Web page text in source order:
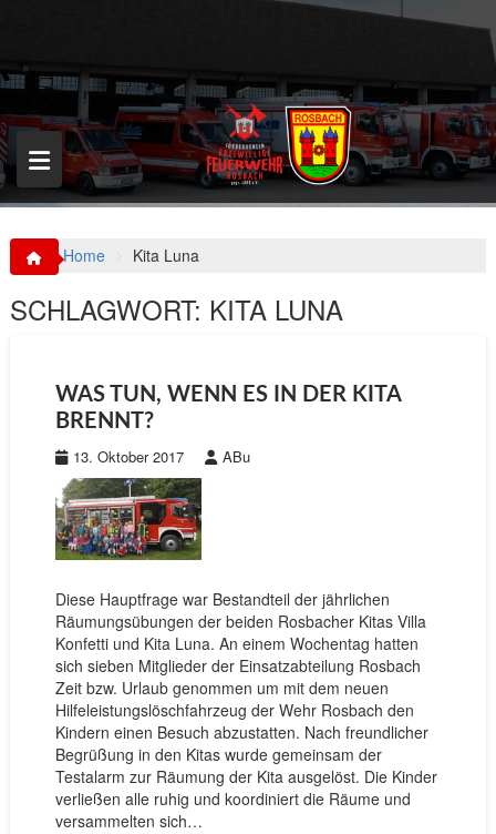
p
o
c
o
n
t
Home Kita Luna
SCHLAGWORT: KITA LUNA
WAS TUN, WENN ES IN DER KITA
BRENNT?
13. Oktober 2017 ABu
Diese Hauptfrage war Bestandteil der jährlichen
Räumungsübungen der beiden Rosbacher Kitas Villa
Konfetti und Kita Luna. An einem Wochentag hatten
sich sieben Mitglieder der Einsatzabteilung Rosbach
Zeit bzw. Urlaub genommen um mit dem neuen
Hilfeleistungslöschfahrzeug der Wehr Rosbach den
Kindern einen Besuch abzustatten. Nach freundlicher
Begrüßung in den Kitas wurde gemeinsam der
Testalarm zur Räumung der Kita ausgelöst. Die Kinder
verließen alle ruhig und koordiniert die Räume und
versammelten sich…